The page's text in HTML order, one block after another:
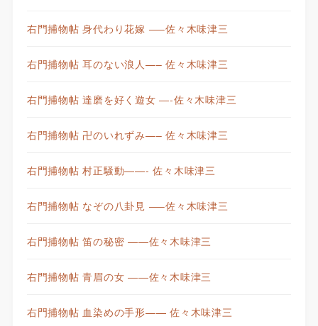
右門捕物帖 身代わり花嫁 —–佐々木味津三
右門捕物帖 耳のない浪人—– 佐々木味津三
右門捕物帖 達磨を好く遊女 —-佐々木味津三
右門捕物帖 卍のいれずみ—– 佐々木味津三
右門捕物帖 村正騒動——- 佐々木味津三
右門捕物帖 なぞの八卦見 —–佐々木味津三
右門捕物帖 笛の秘密 ——佐々木味津三
右門捕物帖 青眉の女 ——佐々木味津三
右門捕物帖 血染めの手形—— 佐々木味津三